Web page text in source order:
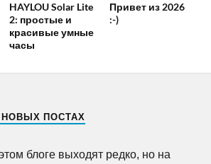
HAYLOU Solar Lite
2: простые и
красивые умные
часы
Привет из 2026
:-)
ПОСТАХ
блоге выходят редко, но на